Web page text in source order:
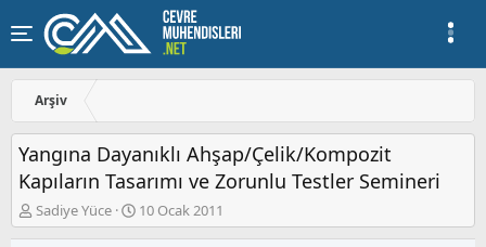
Arşiv
Yangına Dayanıklı Ahşap/Çelik/Kompozit
Kapıların Tasarımı ve Zorunlu Testler Semineri
K
o
Sadiye Yüce
B
a
10 Ocak 2011